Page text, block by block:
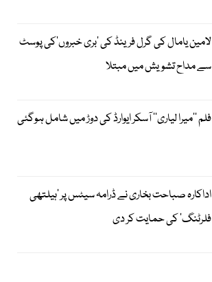
لامین یامال کی گرل فرینڈ کی ’بری خبروں‘کی پوسٹ
سے مداح تشویش میں مبتلا
فلم ’’میرا لیاری‘‘ آسکر ایوارڈ کی دوڑ میں شامل ہوگئی
اداکارہ صباحت بخاری نے ڈرامہ سیٹس پر ’ہیلتھی
فلرٹنگ‘ کی حمایت کر دی